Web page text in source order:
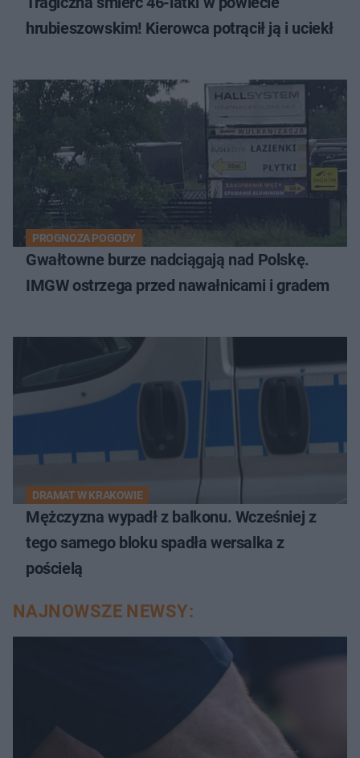
hrubieszowskim! Kierowca potrącił ją i uciekł
PROGNOZA POGODY
Gwałtowne burze nadciągają nad Polskę.
IMGW ostrzega przed nawałnicami i gradem
DRAMAT W KRAKOWIE
Mężczyzna wypadł z balkonu. Wcześniej z
tego samego bloku spadła wersalka z
pościelą
NAJNOWSZE NEWSY: